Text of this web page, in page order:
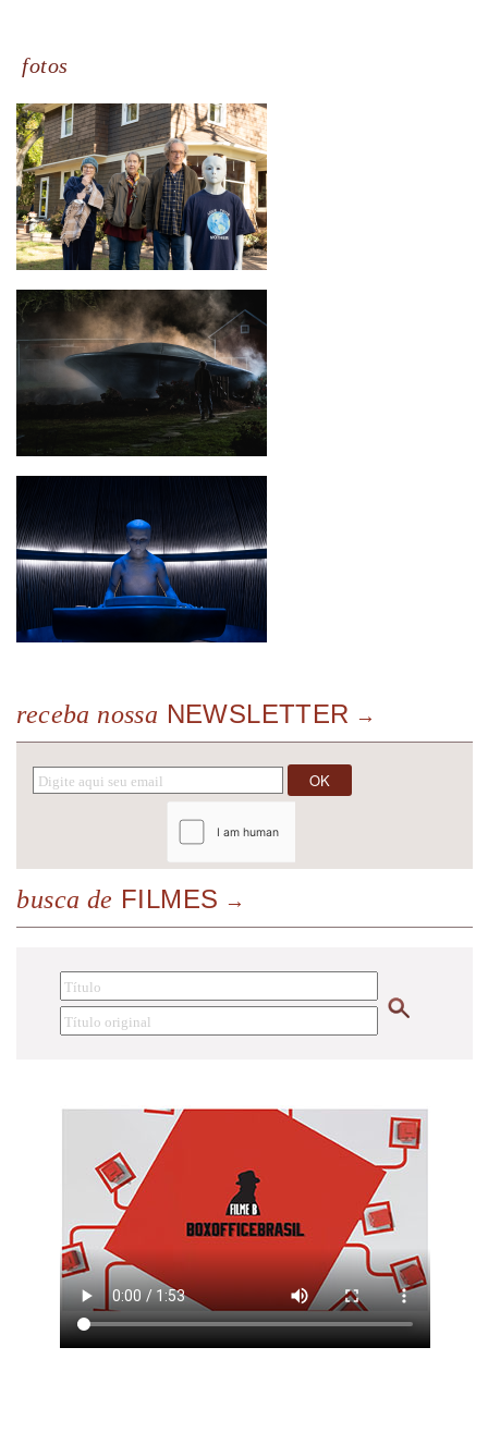
fotos
receba nossa NEWSLETTER
busca de FILMES